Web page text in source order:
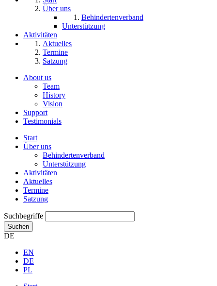
Über uns
Behindertenverband
Unterstützung
Aktivitäten
Aktuelles
Termine
Satzung
About us
Team
History
Vision
Support
Testimonials
Start
Über uns
Behindertenverband
Unterstützung
Aktivitäten
Aktuelles
Termine
Satzung
Suchbegriffe
Suchen
DE
EN
DE
PL